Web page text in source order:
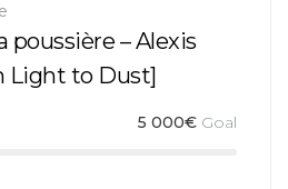
poussière – Alexis
Light to Dust]
5 000€ Goal